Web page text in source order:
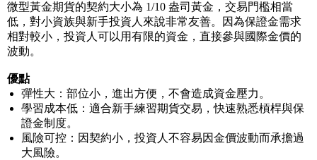
微型黃金期貨的契約大小為 1/10 盎司黃金，交易門檻相當
低，對小資族與新手投資人來說非常友善。因為保證金需求
相對較小，投資人可以用有限的資金，直接參與國際金價的
波動。
優點
彈性大：部位小，進出方便，不會造成資金壓力。
學習成本低：適合新手練習期貨交易，快速熟悉槓桿與保
證金制度。
風險可控：因契約小，投資人不容易因金價波動而承擔過
大風險。